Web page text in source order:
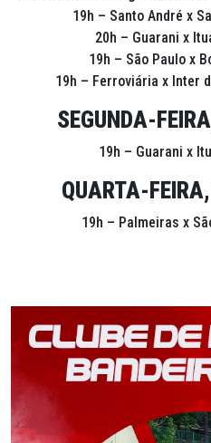
19h – Santo André x
20h – Guarani x
19h – São Paulo x
19h – Ferroviária x Inter
SEGUNDA-
19h – Guarani x
QUARTA-
19h – Palmeiras x